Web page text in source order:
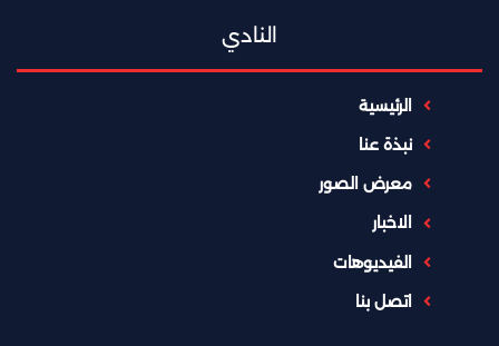
النادي
الرئيسية
نبذة عنا
معرض الصور
الاخبار
الفيديوهات
اتصل بنا